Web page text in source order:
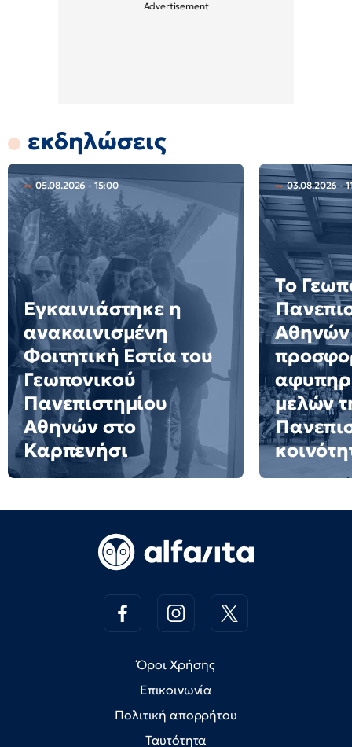
εκδηλώσεις
05.08.2026 - 15:00
Εγκαινιάστηκε η
ανακαινισμένη
Φοιτητική Εστία του
Γεωπονικού
Πανεπιστημίου
Αθηνών στο
Καρπενήσι
03.08.2026 -
Το
Αθηνών
μελών
Όροι Χρήσης
Επικοινωνία
Πολιτική απορρήτου
Ταυτότητα